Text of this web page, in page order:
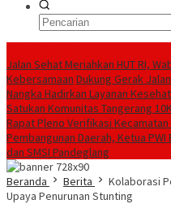
Jalan Sehat Meriahkan HUT RI,
Kebersamaan Dukung Gerak
Nangka Hadirkan Layanan
Satukan Komunitas Tangerang
Rapat Pleno Verifikasi
Pembangunan Daerah, Ketua
dan SMSI Pandeglang
Beranda
Berita
Kolaborasi
Upaya Penurunan Stunting